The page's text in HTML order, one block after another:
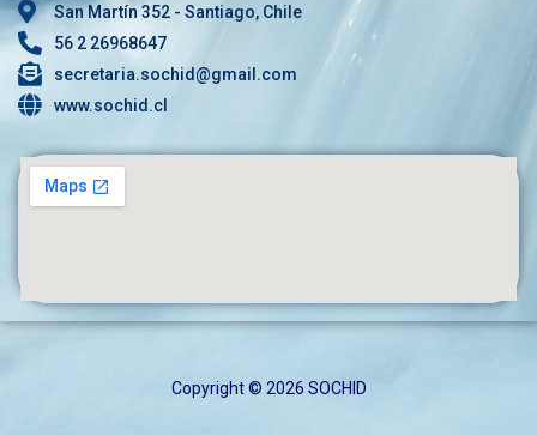
San Martín 352 - Santiago, Chile
56 2 26968647
secretaria.sochid@gmail.com
www.sochid.cl
Copyright © 2026 SOCHID